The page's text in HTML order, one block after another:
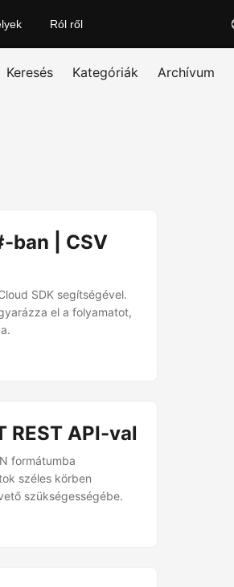
Ról ről
Keresés Kategóriák Archívum
ban | CSV
SDK segítségével.
el a folyamatot,
REST API-val
formátumba
széles körben
szükségességébe.